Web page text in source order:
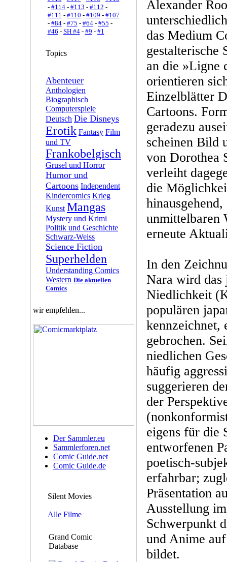
- #114- #113 - #112 -
#111 - #110 - #109 - #107
- #84- #75 - #64- #55 -
#46 - SH #4- #9 - #1
Topics
Abenteuer
Anthologien
Biographisch
Computerspiele
Deutsch Die Disneys
Erotik Fantasy Film
und TV
Frankobelgisch
Grusel und Horror
Humor und
Cartoons Independent
Kindercomics Krieg
Kunst Mangas
Mystery und Krimi
Politik und Geschichte
Schwarz-Weiss
Science Fiction
Superhelden
Understanding Comics
Western Die aktuellen
Comics
wir empfehlen...
Der Sammler.eu
Sammlerforen.net
Comic Guide.net
Comic Guide.de
Silent Movies
Alle Filme
Grand Comic
Database
Alexander
das Medium
gestalterische
an die »Ligne
orientieren
Einzelblätter
Cartoons.
geradezu
scheinen Bild
von Dorothea
verleiht
die
unmittelbaren
erneute
In den
Nara wird das
Niedlichkeit
populären
kennzeichnet,
gebrochen.
niedlichen
häufig
suggerieren
der
eigens für die
entworfenen
poetisch-
erfahrbar;
Präsentation
Ausstellung
Schwerpunkt
und Anime
bildet.